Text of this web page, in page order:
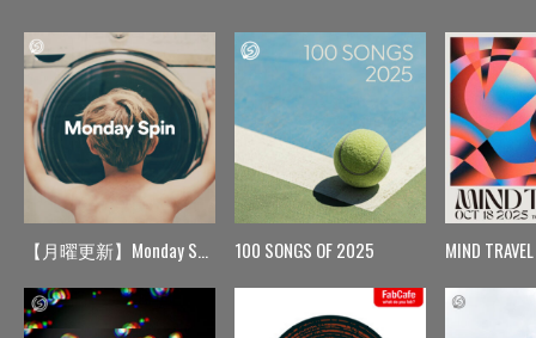
【月曜更新】Monday Spin 100 SONGS OF 2025 MIND TRAVEL